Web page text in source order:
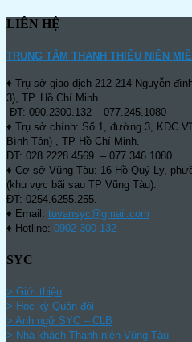
LIÊN HỆ
TRUNG TÂM THANH THIẾU NIÊN
♦ Trụ sở giao dịch 212-214 Nguyễn
3), TP. Hồ Chí Minh.
ĐT: 090.2300.132 – 077.245.1080
♦ Trụ sở chính: Số 1, đường 3, KDC
Bình Tân) , TP Hồ Chí Minh.
ĐT: 028.2228.4569 – 077.346.1080
♦ Cơ sở Vũng Tàu: 16 Hồ Quý Ly,
(khu vực bãi sau TP Vũng Tàu).
ĐT: 0254.6255.255.
♦ Email: tuvansyc@gmail.com
♦ Hotline: 0902 300 132
SYC
> Giới thiệu
> Học kỳ Quân đội
> Anh ngữ SYC – CLB
> Nhà khách Thanh niên Vũng Tàu